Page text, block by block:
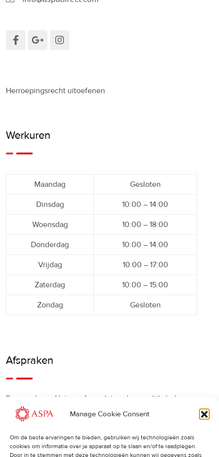
Manage Cookie Consent
Om de beste ervaringen te bieden, gebruiken wij technologieën zoals
cookies om informatie over je apparaat op te slaan en/of te raadplegen.
Door in te stemmen met deze technologieën kunnen wij gegevens zoals
Herroepingsrecht uitoefenen
Werkuren
Maandag Gesloten
Dinsdag 10:00 – 14:00
Woensdag 10:00 – 18:00
Donderdag 10:00 – 14:00
Vrijdag 10:00 – 17:00
Zaterdag 10:00 – 15:00
Zondag Gesloten
Afspraken
Een eerdere of latere afspraak is ook mogelijk, bel ons
gerust.
Cancellations: